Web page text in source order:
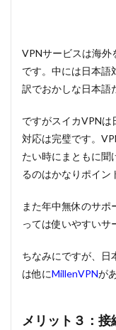
VPNサービスは海外
です。中には日本語
訳でおかしな日本語
ですがスイカVPN
対応は完璧です。
たい時にまともに聞
るのはかなりポイン
また年中無休のサポ
っては使いやすいサ
ちなみにですが、日
は他にMillenVPNが
メリット３：